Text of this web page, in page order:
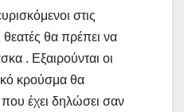
στις
θεατές θα πρέπει να
. Εξαιρούνται οι
κρούσμα θα
έχει δηλώσει σαν